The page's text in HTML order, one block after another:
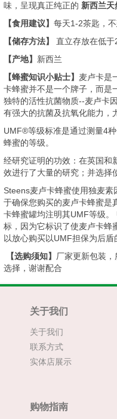
味，呈现真正纯正的 新西兰
【食用建议】 每天1-2茶匙，
【储存方法】
直立存放在低于
【产地】 新西兰
【蜂蜜知识小贴士】 麦卢卡是
卡蜂蜜并不是一个牌子，而是
独特的活性抗菌物质--麦卢卡
有强大的抗菌及抗氧化能力，
UMF®等级标准是通过测量4
蜂蜜的等级。
经研究证明的功效：在英国和
效进行了大量的研究；并选择
Steens麦卢卡蜂蜜使用独麦
于确保您购买的麦卢卡蜂蜜是
卡蜂蜜罐均注明其UMF等级
标，因为它标识了使麦卢卡蜂
以放心购买以UMF担保为后盾
【选购须知】 厂家更新包装
选择，谢谢配合
关于我们
关于我们
联系方式
实体店展示
购物指南